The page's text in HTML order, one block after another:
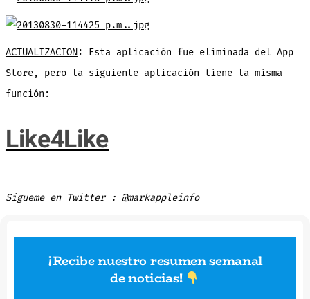
ACTUALIZACION: Esta aplicación fue eliminada del App
Store, pero la siguiente aplicación tiene la misma
función:
Like4Like
Sígueme en Twitter : @markappleinfo
¡Recibe nuestro resumen semanal
de noticias!